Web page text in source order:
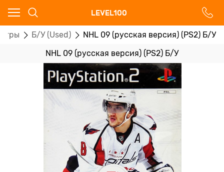
LEVEL100
Б/У (Used) NHL 09 (русская версия) (PS2) Б/У
NHL 09 (русская версия) (PS2) Б/У
Ваш город - Москва,
угадали?
ДА НЕТ